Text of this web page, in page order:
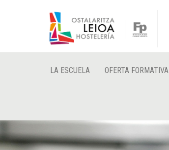
LA ESCUELA OFERTA FORMATIVA